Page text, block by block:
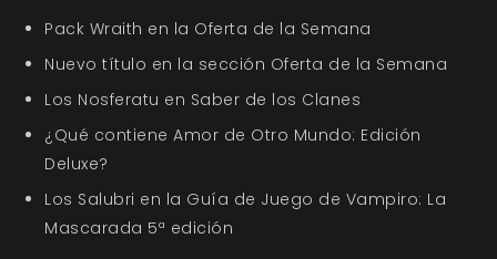
Pack Wraith en la Oferta de la Semana
Nuevo título en la sección Oferta de la Semana
Los Nosferatu en Saber de los Clanes
¿Qué contiene Amor de Otro Mundo: Edición
Deluxe?
Los Salubri en la Guía de Juego de Vampiro: La
Mascarada 5ª edición